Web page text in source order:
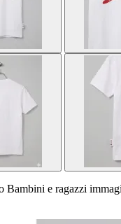
Bambini e ragazzi